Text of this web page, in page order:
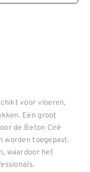
voor vloeren,
Een groot
de Beton Ciré
worden toegepast.
waardoor het